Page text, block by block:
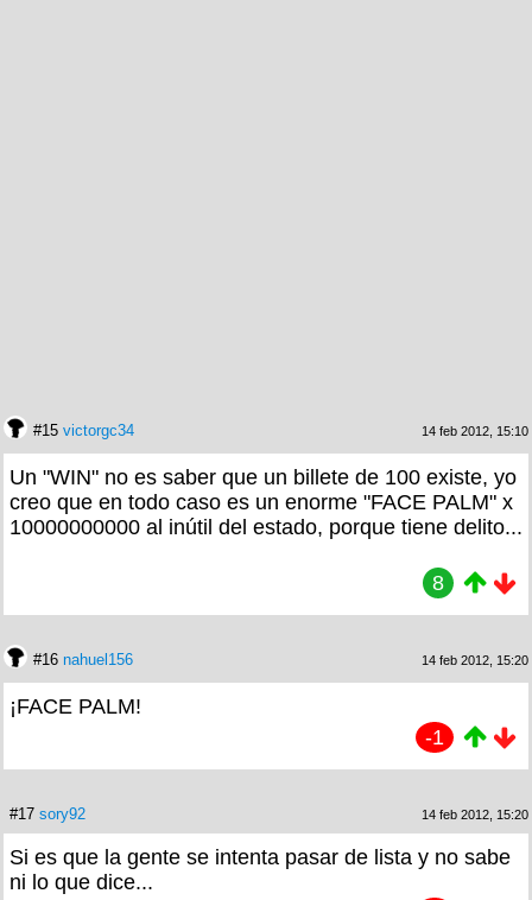
#15 victorgc34 14 feb 2012, 15:10
Un "WIN" no es saber que un billete de 100 existe, yo
creo que en todo caso es un enorme "FACE PALM" x
10000000000 al inútil del estado, porque tiene delito...
8
#16 nahuel156 14 feb 2012, 15:20
¡FACE PALM!
-1
#17 sory92 14 feb 2012, 15:20
Si es que la gente se intenta pasar de lista y no sabe
ni lo que dice...